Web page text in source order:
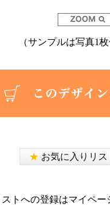
（サンプルは写真1枚
★ お気に入りリ
トへの登録はマイペー